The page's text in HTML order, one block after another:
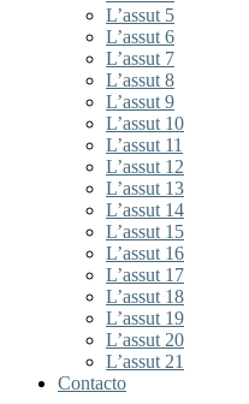
L’assut 5
L’assut 6
L’assut 7
L’assut 8
L’assut 9
L’assut 10
L’assut 11
L’assut 12
L’assut 13
L’assut 14
L’assut 15
L’assut 16
L’assut 17
L’assut 18
L’assut 19
L’assut 20
L’assut 21
Contacto